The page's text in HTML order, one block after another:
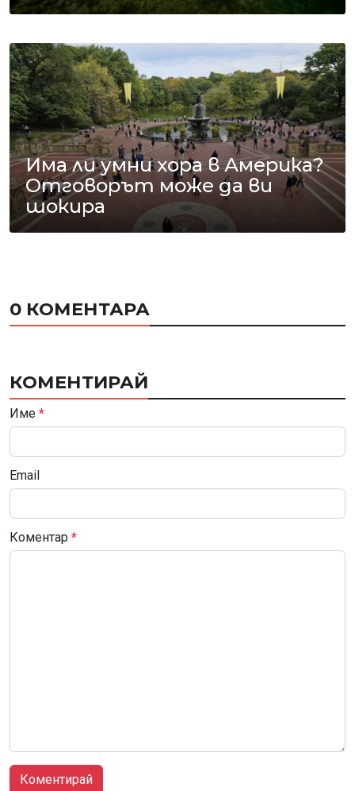
Има ли умни хора в Америка?
Отговорът може да ви
шокира
0 КОМЕНТАРА
КОМЕНТИРАЙ
Име *
Email
Коментар *